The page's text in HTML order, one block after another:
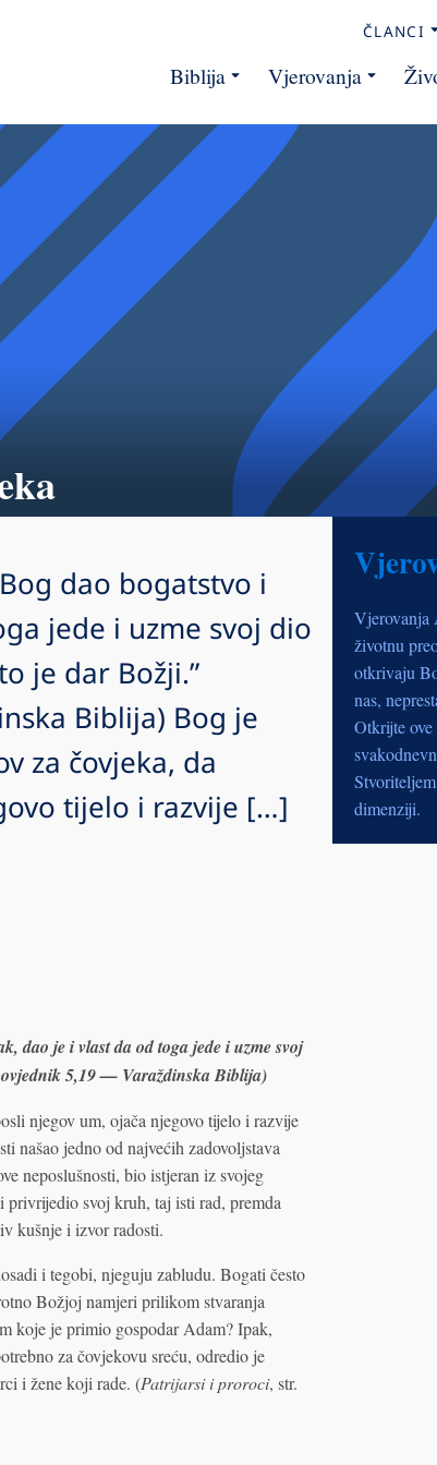
ČLANCI
Biblija Vjerovanja
dao bogatstvo i
jede i uzme svoj dio
je dar Božji.”
Biblija) Bog je
za čovjeka, da
tijelo i razvije […]
dao je i vlast da od toga jede i uzme svoj
5,19 — Varaždinska Biblija)
njegov um, ojača njegovo tijelo i razvije
našao jedno od najvećih zadovoljstava
neposlušnosti, bio istjeran iz svojeg
svoj kruh, taj isti rad, premda
kušnje i izvor radosti.
i tegobi, njeguju zabludu. Bogati često
Božjoj namjeri prilikom stvaranja
koje je primio gospodar Adam? Ipak,
za čovjekovu sreću, odredio je
i žene koji rade. (Patrijarsi i proroci, str.
Vjerovanja
životnu
otkrivaju
nas,
Otkrijte
dimenziji.